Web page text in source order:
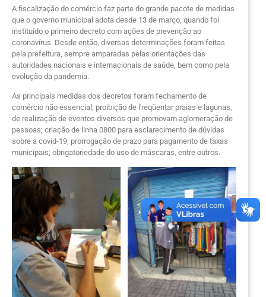
A fiscalização do comércio faz parte do grande pacote de medidas
que o governo municipal adota desde 13 de março, quando foi
instituído o primeiro decreto com ações de prevenção ao
coronavírus. Desde então, diversas determinações foram feitas
pela prefeitura, sempre amparadas pelas orientações das
autoridades nacionais e internacionais de saúde, bem como pela
evolução da pandemia.
As principais medidas dos decretos foram fechamento de
comércio não essencial; proibição de freqüentar praias e lagunas,
de realização de eventos diversos que promovam aglomeração de
pessoas; criação de linha 0800 para esclarecimento de dúvidas
sobre a covid-19; prorrogação de prazo para pagamento de taxas
municipais; obrigatoriedade do uso de máscaras, entre outros.